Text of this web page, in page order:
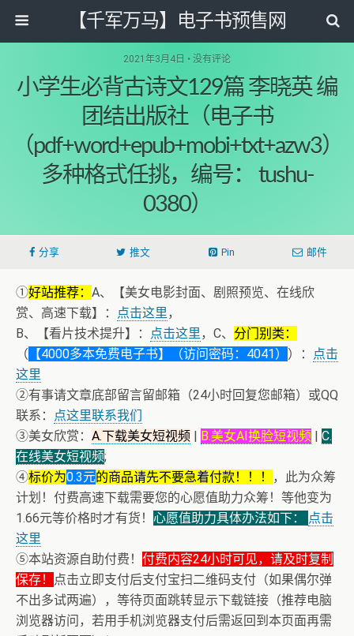
【千军万马】电子书预售网
2021年3月4日 • 没有评论
小学生必背古诗文129篇 李晓英 编
团结出版社（电子书
（pdf+word+epub+mobi+txt+azw3）
多种格式任挑，编号： tushu-
0380）
分享 推文 Pin 邮件
①好站推荐： A、【美女电影封面、剧照预览、在线欣
赏、高速下载】：
点击这里，
B、【看片技术提升】：
点击这里，C、 分门别类：
（ 【4000多本免费电子书】（访问密码：4041） ）：
点击
这里
②有事请文章底部留言留邮箱（24小时回复您邮箱）或QQ
联系：
点这里联系我们
③美女欣赏： A.下载美女短视频 | B.美女AI换脸短视频 | C.
在线美女短视频;
④标价为0.3元的商品请先不要急着付款！！！
，此为众筹
计划！付费高速下载需要您的心愿值助力众筹！等他变为
1.66元等价格时才有货！ 心愿值助力具体办法如下：
点击
这里
⑤本站资源自助付费！ 付费内容24小时可见，请及时复制
保存！
点击立即支付后支付宝扫二维码支付（如果偶尔弹
不出多试两遍），等待页面跳转显示下载链接（推荐电脑
浏览器访问，若用手机浏览器支付后需返回到本页面再需
+ 【真·核心技术】搜片神器+下载+在线看片神器